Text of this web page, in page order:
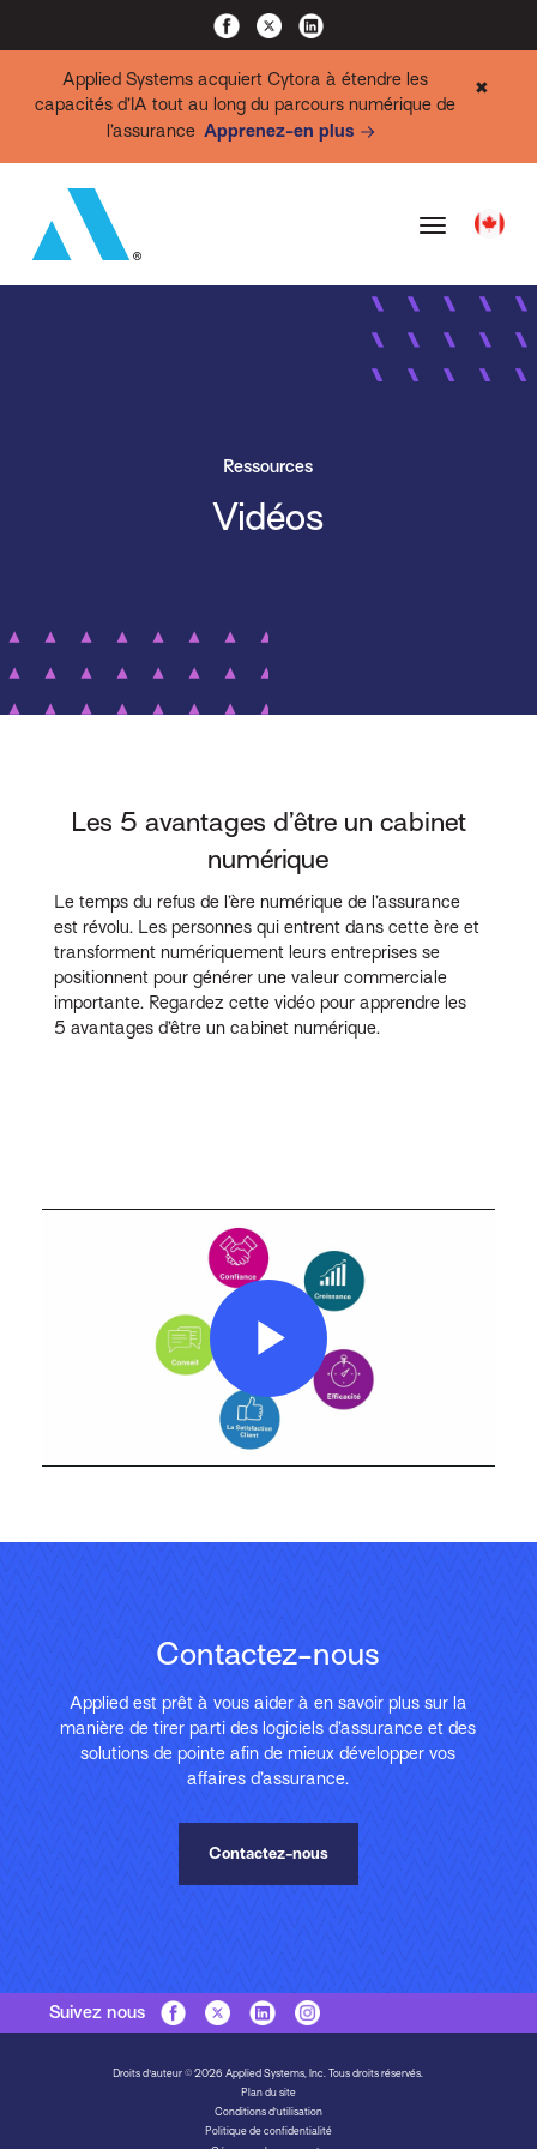
Applied Systems acquiert Cytora à étendre les
capacités d’IA tout au long du parcours numérique de
l’assurance Apprenez-en plus
✖
Ressources
Vidéos
Les 5 avantages d’être un cabinet
numérique
Le temps du refus de l’ère numérique de l’assurance
est révolu. Les personnes qui entrent dans cette ère et
transforment numériquement leurs entreprises se
positionnent pour générer une valeur commerciale
importante. Regardez cette vidéo pour apprendre les
5 avantages d’être un cabinet numérique.
Play
Contactez-nous
Applied est prêt à vous aider à en savoir plus sur la
manière de tirer parti des logiciels d’assurance et des
solutions de pointe afin de mieux développer vos
affaires d’assurance.
Contactez-nous
Suivez nous
Droits d'auteur © 2026 Applied Systems, Inc. Tous droits réservés.
Plan du site
Conditions d’utilisation
Politique de confidentialité